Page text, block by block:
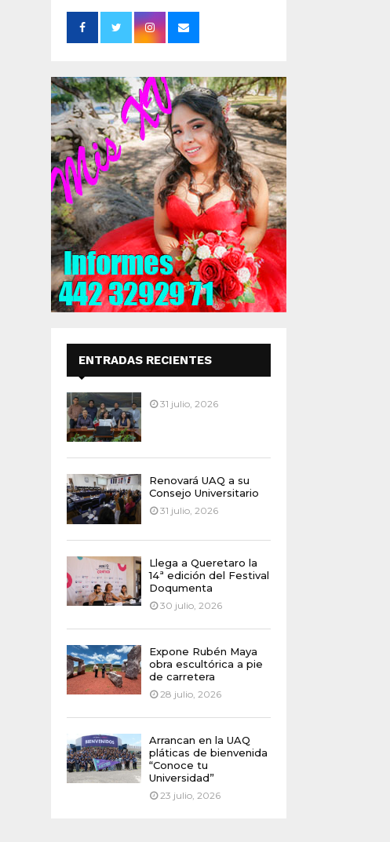
SOCIALES
ENTRADAS RECIENTES
31 julio, 2026
Renovará UAQ a su
Consejo Universitario
31 julio, 2026
Llega a Queretaro la
14ª edición del Festival
Doqumenta
30 julio, 2026
Expone Rubén Maya
obra escultórica a pie
de carretera
28 julio, 2026
Arrancan en la UAQ
pláticas de bienvenida
“Conoce tu
Universidad”
23 julio, 2026